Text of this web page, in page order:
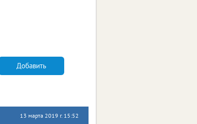
Добавить
13 марта 2019 г. 15:52